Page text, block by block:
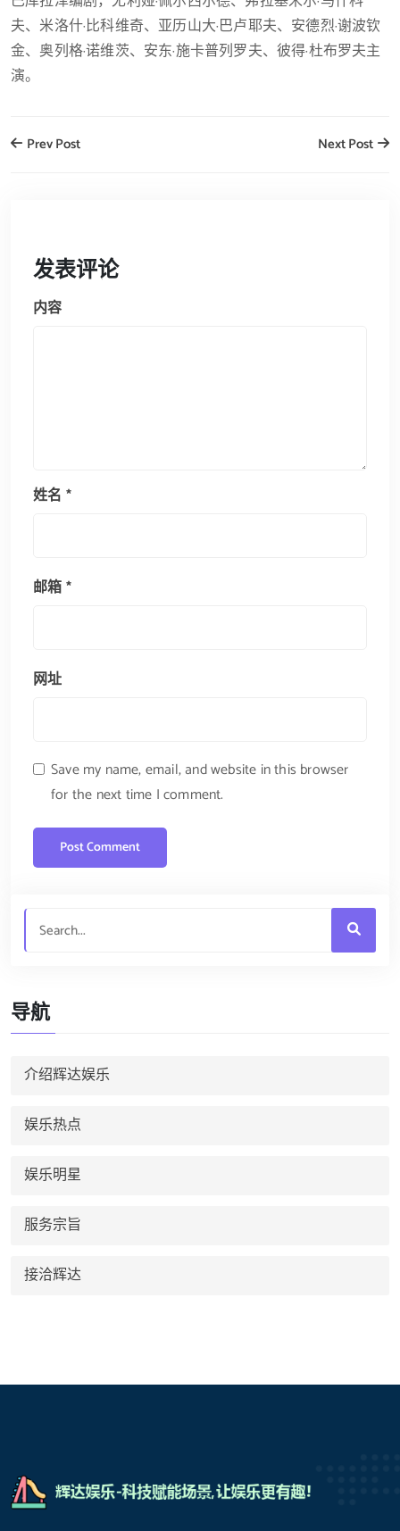
夫、米洛什·比科维奇、亚历山大·巴卢耶夫、安德烈·谢波钦
金、奥列格·诺维茨、安东·施卡普列罗夫、彼得·杜布罗夫主
演。
Prev Post Next Post
发表评论
内容
姓名 *
邮箱*
网址
Save my name, email, and website in this browser
for the next time I comment.
导航
介绍辉达娱乐
娱乐热点
娱乐明星
服务宗旨
接洽辉达